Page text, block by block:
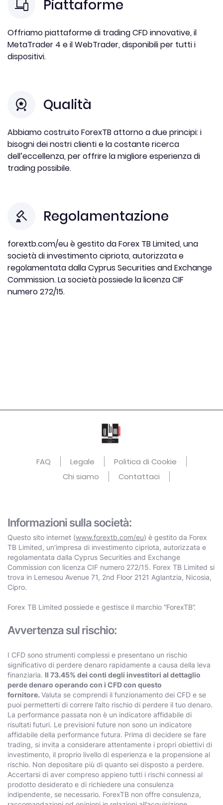
Piattaforme
Offriamo piattaforme di trading CFD innovative, il
MetaTrader 4 e il WebTrader, disponibili per tutti i
dispositivi.
Qualità
Abbiamo costruito ForexTB attorno a due principi: i
bisogni dei nostri clienti e la costante ricerca
dell’eccellenza, per offrire la migliore esperienza di
trading possibile.
Regolamentazione
forextb.com/eu è gestito da Forex TB Limited, una
società di investimento cipriota, autorizzata e
regolamentata dalla Cyprus Securities and Exchange
Commission. La società possiede la licenza CIF
numero 272/15.
FAQ Legale
Politica di Cookie
Chi siamo
Contattaci
Informazioni sulla società:
Questo sito internet (www.forextb.com/eu) è gestito da Forex
TB Limited, un’impresa di investimento cipriota, autorizzata e
regolamentata dalla Cyprus Securities and Exchange
Commission con licenza CIF numero 272/15. Forex TB Limited si
trova in Lemesou Avenue 71, 2nd Floor 2121 Aglantzia, Nicosia,
Cipro.
Forex TB Limited possiede e gestisce il marchio “ForexTB”.
Avvertenza sul rischio:
I CFD sono strumenti complessi e presentano un rischio
significativo di perdere denaro rapidamente a causa della leva
finanziaria. Il 73.45% dei conti degli investitori al dettaglio
perde denaro operando con i CFD con questo
fornitore. Valuta se comprendi il funzionamento dei CFD e se
puoi permetterti di correre l’alto rischio di perdere il tuo denaro.
La performance passata non è un indicatore affidabile di
risultati futuri. Le previsioni future non sono un indicatore
affidabile della performance futura. Prima di decidere se fare
trading, si invita a considerare attentamente i propri obiettivi di
investimento, il proprio livello di esperienza e la propensione al
rischio. Non depositare più di quanto sei disposto a perdere.
Accertarsi di aver compreso appieno tutti i rischi connessi al
prodotto desiderato e di richiedere una consulenza
indipendente, se necessario. ForexTB non offre consulenza,